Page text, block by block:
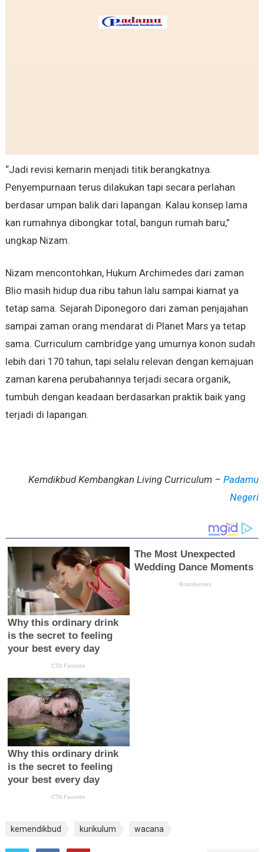
“‎Jadi revisi kemarin menjadi titik berangkatnya.
‎Penyempurnaan terus dilakukan tapi secara perlahan
berdasar umpan balik dari lapangan. ‎Kalau konsep lama
kan rumahnya dibongkar total, bangun rumah baru,”
ungkap Nizam.
Nizam mencontohkan, Hukum Archimedes dari zaman
Blio masih hidup dua ribu tahun lalu sampai kiamat ya
tetap sama. Sejarah Diponegoro dari zaman penjajahan
sampai zaman orang mendarat di Planet Mars ya tetap
sama. Curriculum cambridge yang umurnya konon sudah
lebih dari 170 tahun, tapi selalu relevan dengan kemajuan
zaman karena perubahannya terjadi secara organik,
tumbuh dengan keadaan berdasarkan praktik baik yang
terjadi di lapangan.
Kemdikbud Kembangkan Living Curriculum –Padamu
Negeri
kemendikbud kurikulum wacana